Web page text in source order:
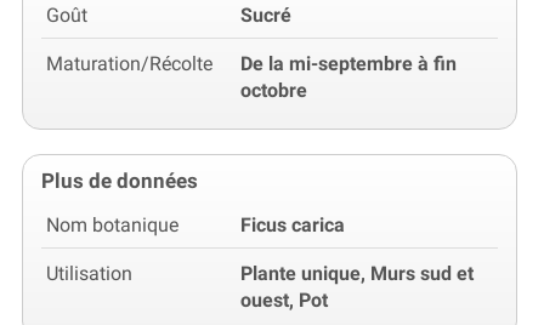
Goût Sucré
Maturation/Récolte
De la mi-septembre à fin
octobre
Plus de données
Nom botanique Ficus carica
Utilisation
Plante unique, Murs sud et
ouest, Pot